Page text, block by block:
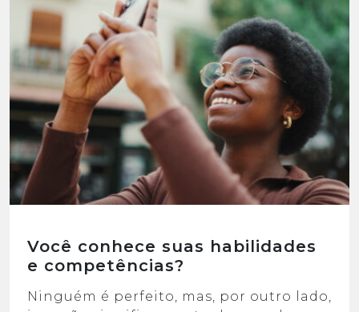
Você conhece suas habilidades
e competências?
Ninguém é perfeito, mas, por outro lado,